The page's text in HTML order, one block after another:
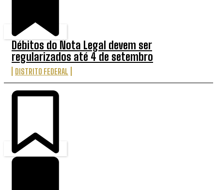
Débitos do Nota Legal devem ser
regularizados até 4 de setembro
DISTRITO FEDERAL